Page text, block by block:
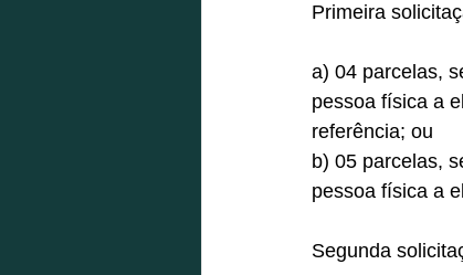
Primeira
a) 04 parcelas,
pessoa física a
referência; ou
b) 05 parcelas,
pessoa física a
Segunda